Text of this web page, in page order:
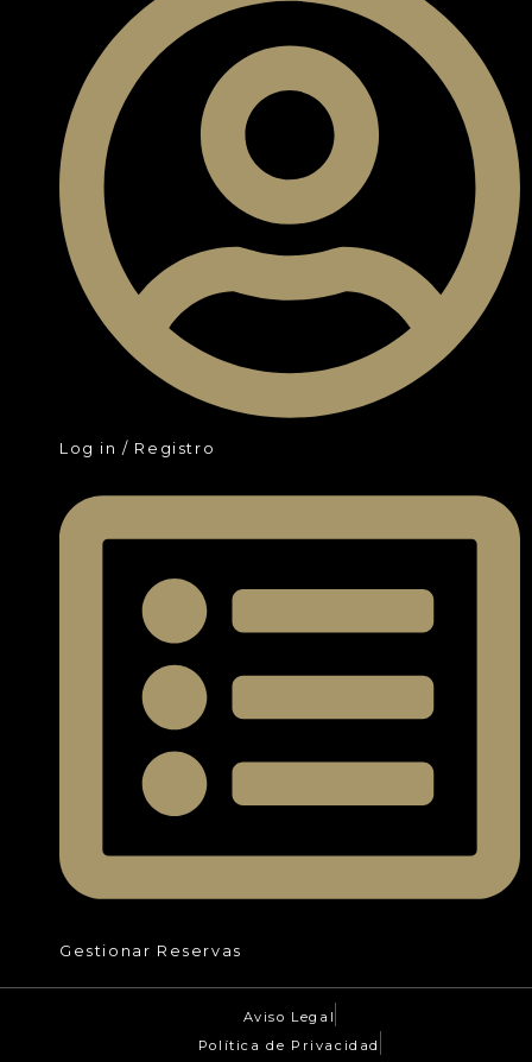
Log in / Registro
Gestionar Reservas
Aviso Legal
Política de Privacidad